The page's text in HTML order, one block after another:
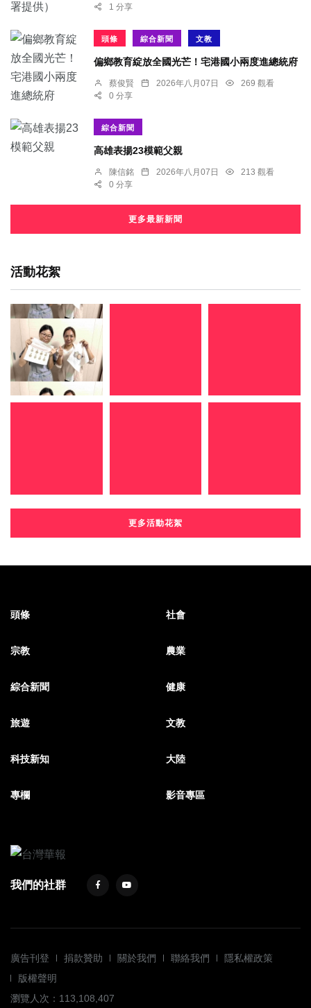
1 分享
頭條 綜合新聞 文教
偏鄉教育綻放全國光芒！宅港國小兩度進總統府
蔡俊賢 2026年八月07日
269 觀看
0 分享
綜合新聞
​高雄表揚23模範父親
陳信銘 2026年八月07日
213 觀看
0 分享
更多最新新聞
活動花絮
更多活動花絮
頭條 社會
宗教 農業
綜合新聞 健康
旅遊 文教
科技新知 大陸
專欄 影音專區
我們的社群
廣告刊登 捐款贊助 關於我們 聯絡我們
隱私權政策
版權聲明
瀏覽人次：113,108,407